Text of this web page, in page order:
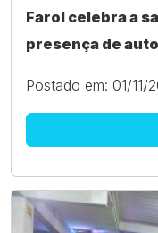
Farol celebra a
presença de
Postado em: 01/11/